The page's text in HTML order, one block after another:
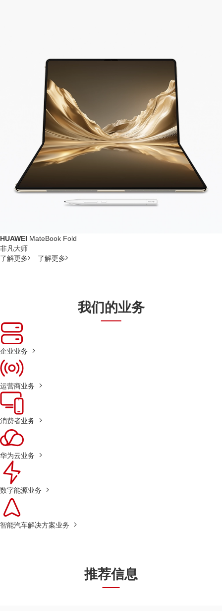
HUAWEI MateBook Fold
非凡大师
了解更多
了解更多
我们的业务
企业业务
运营商业务
消费者业务
华为云业务
数字能源业务
智能汽车解决方案业务
推荐信息